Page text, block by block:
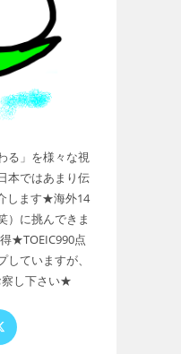
る」を様々な視
本ではあまり伝
します★海外14
）に挑んできま
★TOEIC990点
ていますが、
察し下さい★